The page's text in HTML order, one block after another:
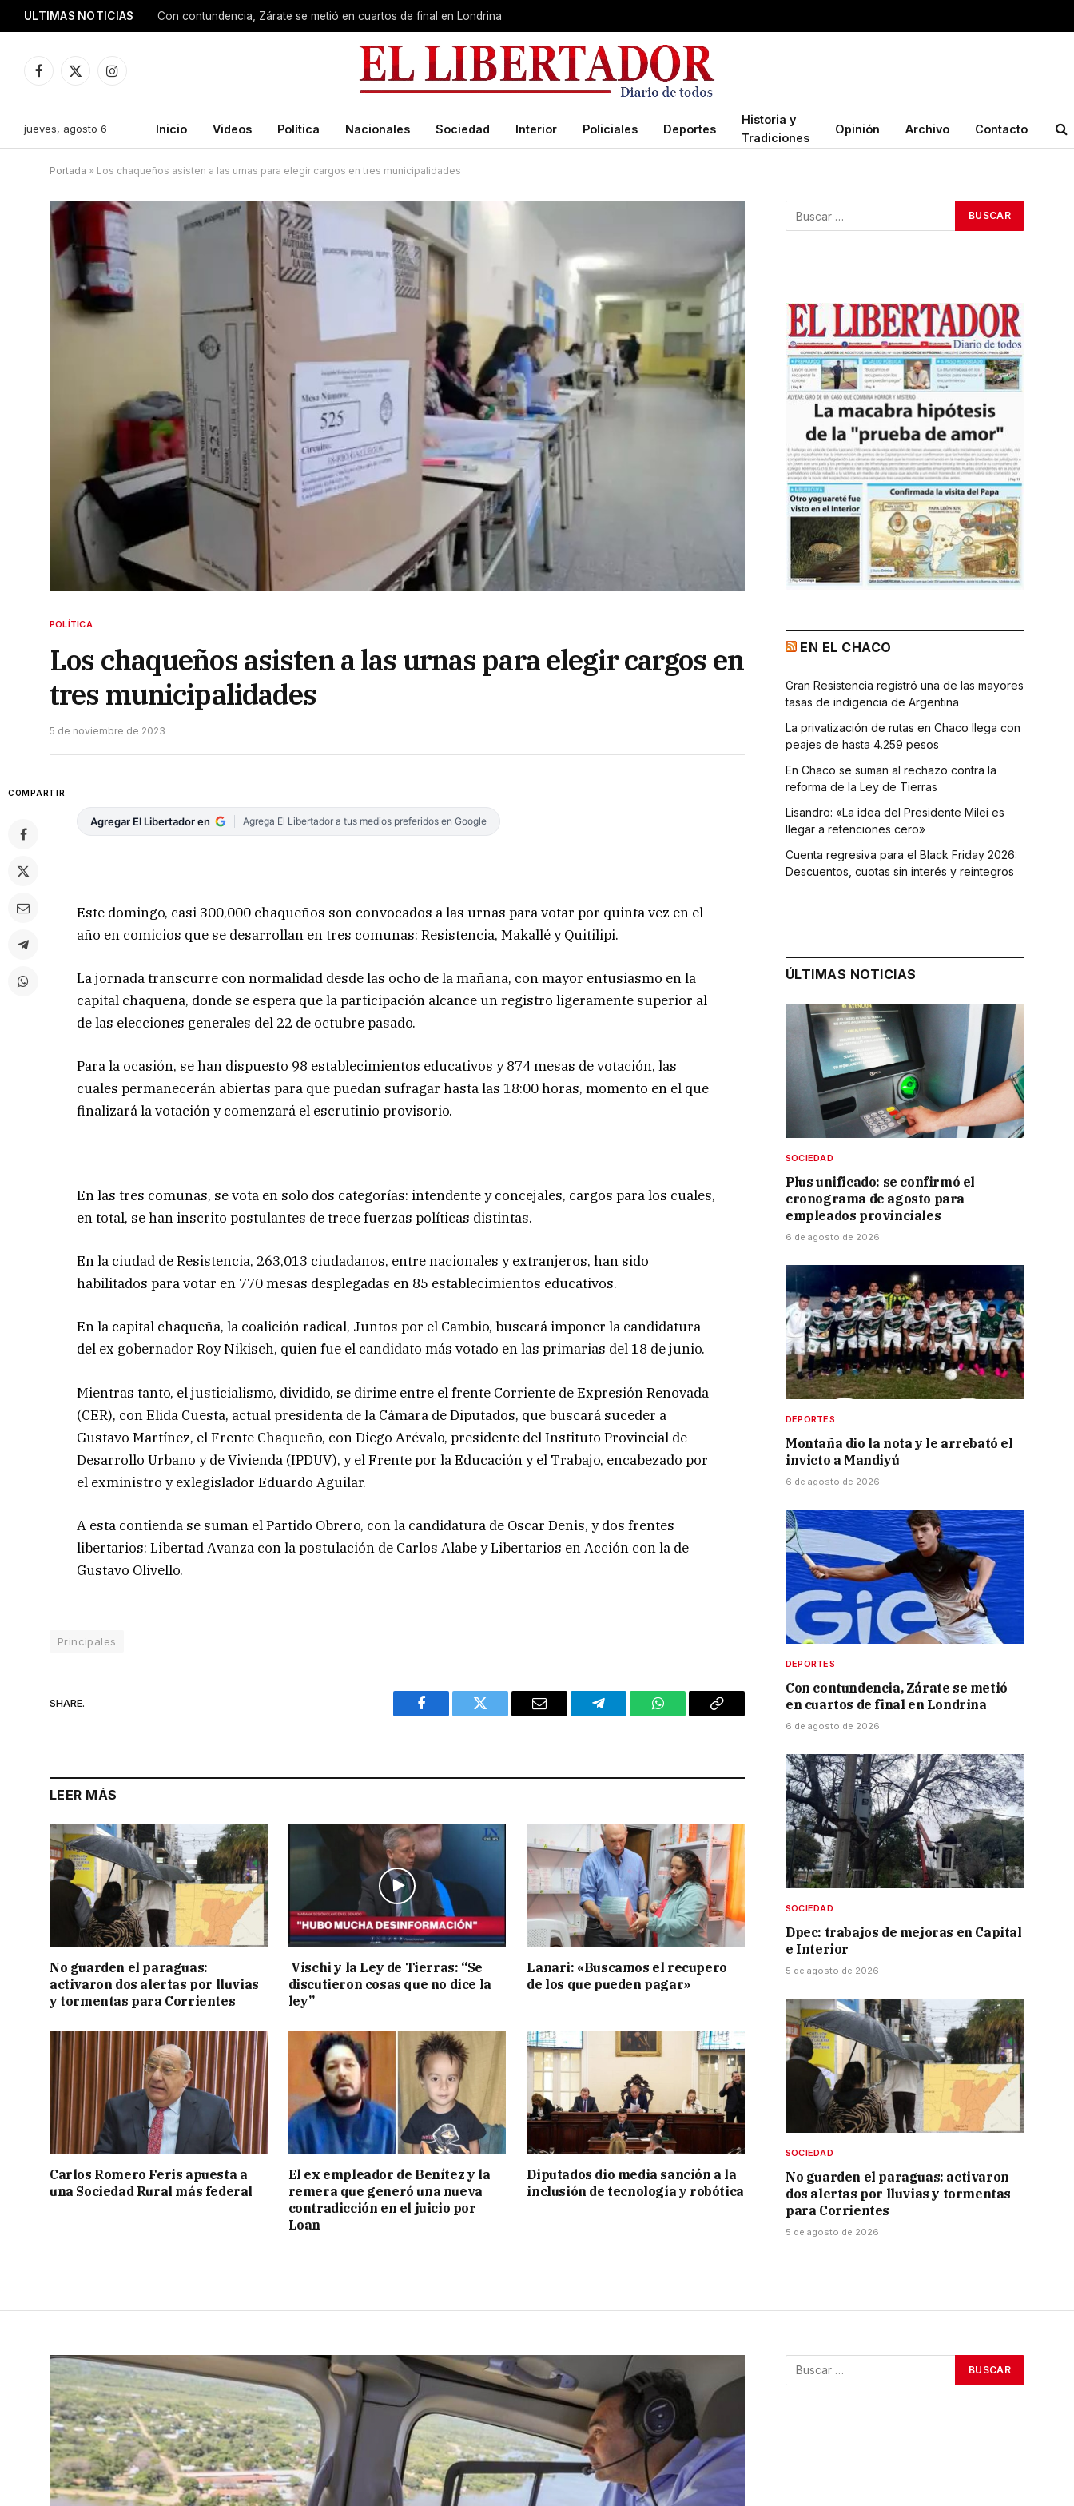
ULTIMAS NOTICIAS Con contundencia, Zárate se metió en cuartos de final en Londrina
Facebook
X
Instagram
jueves, agosto 6 Inicio Videos Política Nacionales Sociedad Interior Policiales Deportes
Historia y
Tradiciones
Opinión Archivo Contacto
Portada » Los chaqueños asisten a las urnas para elegir cargos en tres municipalidades
POLÍTICA
Los chaqueños asisten a las urnas para elegir cargos en
tres municipalidades
5 de noviembre de 2023
COMPARTIR
Agregar El Libertador en Agrega El Libertador a tus medios preferidos en Google
Este domingo, casi 300,000 chaqueños son convocados a las urnas para votar por quinta vez en el
año en comicios que se desarrollan en tres comunas: Resistencia, Makallé y Quitilipi.
La jornada transcurre con normalidad desde las ocho de la mañana, con mayor entusiasmo en la
capital chaqueña, donde se espera que la participación alcance un registro ligeramente superior al
de las elecciones generales del 22 de octubre pasado.
Para la ocasión, se han dispuesto 98 establecimientos educativos y 874 mesas de votación, las
cuales permanecerán abiertas para que puedan sufragar hasta las 18:00 horas, momento en el que
finalizará la votación y comenzará el escrutinio provisorio.
En las tres comunas, se vota en solo dos categorías: intendente y concejales, cargos para los cuales,
en total, se han inscrito postulantes de trece fuerzas políticas distintas.
En la ciudad de Resistencia, 263,013 ciudadanos, entre nacionales y extranjeros, han sido
habilitados para votar en 770 mesas desplegadas en 85 establecimientos educativos.
En la capital chaqueña, la coalición radical, Juntos por el Cambio, buscará imponer la candidatura
del ex gobernador Roy Nikisch, quien fue el candidato más votado en las primarias del 18 de junio.
Mientras tanto, el justicialismo, dividido, se dirime entre el frente Corriente de Expresión Renovada
(CER), con Elida Cuesta, actual presidenta de la Cámara de Diputados, que buscará suceder a
Gustavo Martínez, el Frente Chaqueño, con Diego Arévalo, presidente del Instituto Provincial de
Desarrollo Urbano y de Vivienda (IPDUV), y el Frente por la Educación y el Trabajo, encabezado por
el exministro y exlegislador Eduardo Aguilar.
A esta contienda se suman el Partido Obrero, con la candidatura de Oscar Denis, y dos frentes
libertarios: Libertad Avanza con la postulación de Carlos Alabe y Libertarios en Acción con la de
Gustavo Olivello.
Principales
SHARE.
Facebook Twitter Email Telegram WhatsAppCopy
LEER MÁS
No guarden el paraguas:
activaron dos alertas por lluvias
y tormentas para Corrientes
Vischi y la Ley de Tierras: “Se
discutieron cosas que no dice la
ley”
Lanari: «Buscamos el recupero
de los que pueden pagar»
Carlos Romero Feris apuesta a
una Sociedad Rural más federal
El ex empleador de Benítez y la
remera que generó una nueva
contradicción en el juicio por
Loan
Diputados dio media sanción a la
inclusión de tecnología y robótica
EN EL CHACO
Gran Resistencia registró una de las mayores
tasas de indigencia de Argentina
La privatización de rutas en Chaco llega con
peajes de hasta 4.259 pesos
En Chaco se suman al rechazo contra la
reforma de la Ley de Tierras
Lisandro: «La idea del Presidente Milei es
llegar a retenciones cero»
Cuenta regresiva para el Black Friday 2026:
Descuentos, cuotas sin interés y reintegros
ÚLTIMAS NOTICIAS
SOCIEDAD
Plus unificado: se confirmó el
cronograma de agosto para
empleados provinciales
6 de agosto de 2026
DEPORTES
Montaña dio la nota y le arrebató el
invicto a Mandiyú
6 de agosto de 2026
DEPORTES
Con contundencia, Zárate se metió
en cuartos de final en Londrina
6 de agosto de 2026
SOCIEDAD
Dpec: trabajos de mejoras en Capital
e Interior
5 de agosto de 2026
SOCIEDAD
No guarden el paraguas: activaron
dos alertas por lluvias y tormentas
para Corrientes
5 de agosto de 2026